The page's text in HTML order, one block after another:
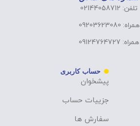
تلفن: 02144058712
همراه: 09203623080
همراه: 09124764727
حساب کاربری
پیشخوان
جزییات حساب
سفارش ها